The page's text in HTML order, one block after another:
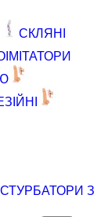
СКЛЯНІ
З